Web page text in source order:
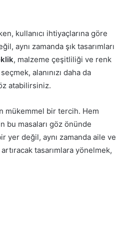
kullanıcı ihtiyaçlarına göre
aynı zamanda şık tasarımları
, malzeme çeşitliliği ve renk
alanınızı daha da
atabilirsiniz.
mükemmel bir tercih. Hem
bu masaları göz önünde
yer değil, aynı zamanda aile ve
tasarımlara yönelmek,